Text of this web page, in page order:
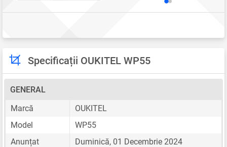
Specificații OUKITEL WP55
GENERAL
Marcă
OUKITEL
Model
WP55
Anunțat
Duminică, 01 Decembrie 2024